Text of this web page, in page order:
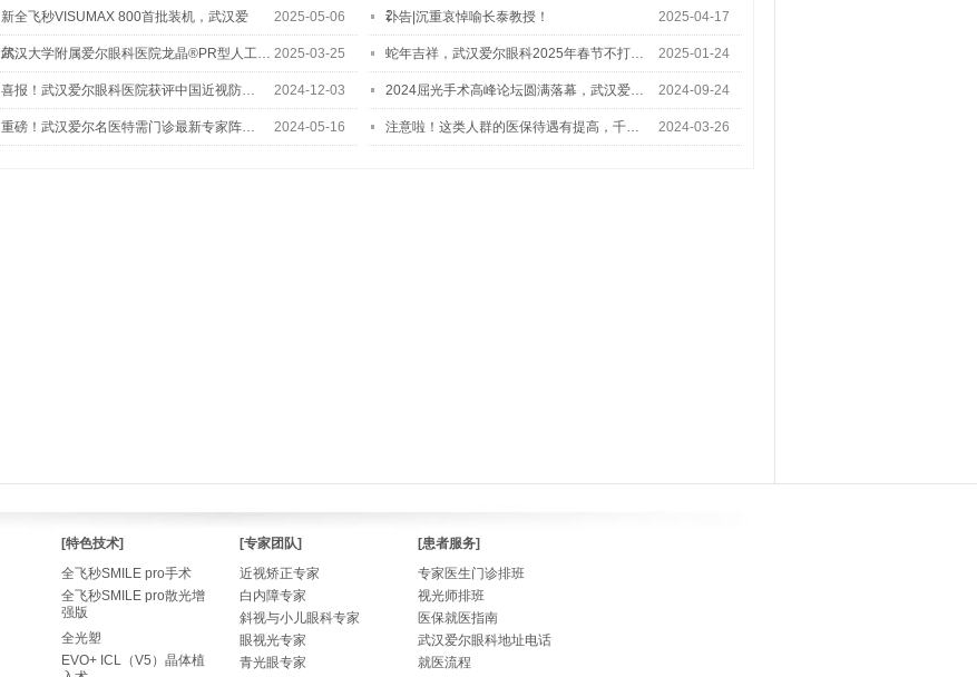
2…
新全飞秒VISUMAX 800首批装机，武汉爱
尔…
2025-05-06 讣告|沉重哀悼喻长泰教授！ 2025-04-17
武汉大学附属爱尔眼科医院龙晶®PR型人工… 2025-03-25 蛇年吉祥，武汉爱尔眼科2025年春节不打… 2025-01-24
喜报！武汉爱尔眼科医院获评中国近视防… 2024-12-03 2024屈光手术高峰论坛圆满落幕，武汉爱… 2024-09-24
重磅！武汉爱尔名医特需门诊最新专家阵… 2024-05-16 注意啦！这类人群的医保待遇有提高，千… 2024-03-26
[特色技术]
全飞秒SMILE pro手术
全飞秒SMILE pro散光增
强版
全光塑
EVO+ ICL（V5）晶体植
[专家团队]
近视矫正专家
白内障专家
斜视与小儿眼科专家
眼视光专家
青光眼专家
[患者服务]
专家医生门诊排班
视光师排班
医保就医指南
武汉爱尔眼科地址电话
就医流程